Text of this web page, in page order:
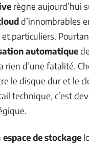
règne aujourd’hui
d’innombrables
particuliers.
automatique
rien d’une fatalité.
le disque dur et le
technique, c’est
espace de stockage